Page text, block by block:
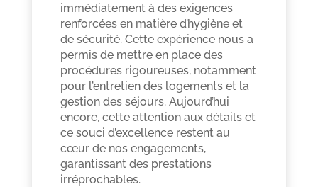
immédiatement à des exigences
renforcées en matière d’hygiène et
de sécurité. Cette expérience nous a
permis de mettre en place des
procédures rigoureuses, notamment
pour l’entretien des logements et la
gestion des séjours. Aujourd’hui
encore, cette attention aux détails et
ce souci d’excellence restent au
cœur de nos engagements,
garantissant des prestations
irréprochables.